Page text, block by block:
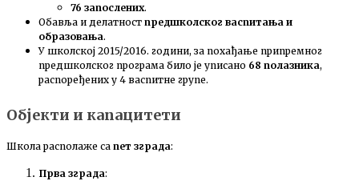
76 запослених.
Обавља и делатност предшколског васпитања и
образовања.
У школској 2015/2016. години, за похађање припремног
предшколског програма било је уписано 68 полазника,
распоређених у 4 васпитне групе.
Објекти и капацитети
Школа располаже са пет зграда:
Прва зграда: